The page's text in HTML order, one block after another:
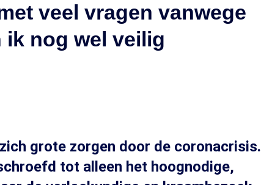
veel vragen vanwege
nog wel veilig
grote zorgen door de coronacrisis.
tot alleen het hoognodige,